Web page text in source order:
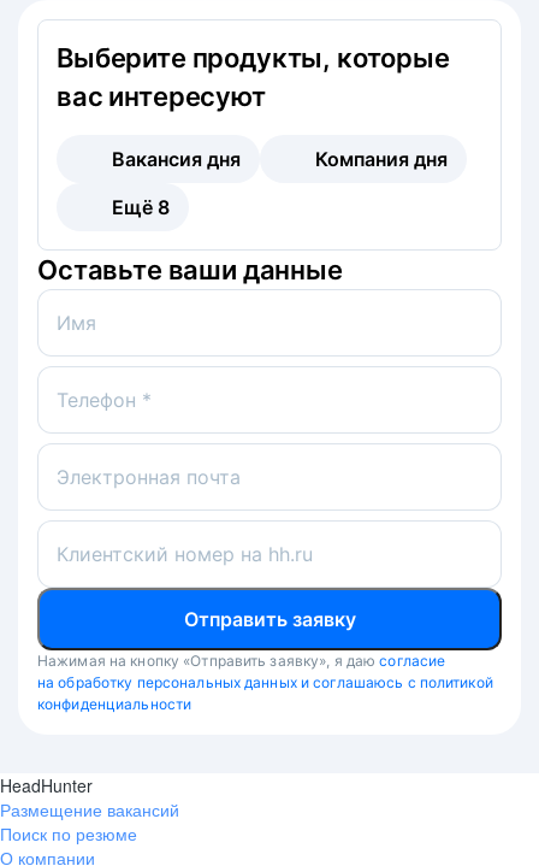
Выберите продукты, которые
вас интересуют
Вакансия дня
Компания дня
Ещё 8
Оставьте ваши данные
Имя
Телефон *
Электронная почта
Клиентский номер на hh.ru
Отправить заявку
Нажимая на кнопку «Отправить заявку», я даю согласие
на обработку персональных данных и соглашаюсь с политикой
конфиденциальности
HeadHunter
Размещение вакансий
Поиск по резюме
О компании